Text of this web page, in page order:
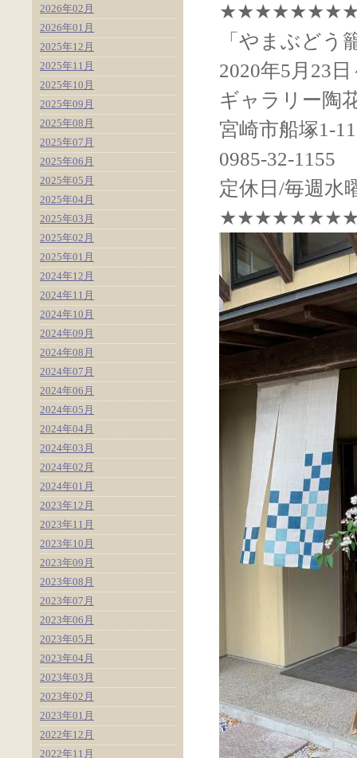
「やまぶど
2020年5月23
ギャラリー陶
宮崎市船塚1-
0985-32-1155
定休日/毎週水
2026年02月
2026年01月
2025年12月
2025年11月
2025年10月
2025年09月
2025年08月
2025年07月
2025年06月
2025年05月
2025年04月
2025年03月
2025年02月
2025年01月
2024年12月
2024年11月
2024年10月
2024年09月
2024年08月
2024年07月
2024年06月
2024年05月
2024年04月
2024年03月
2024年02月
2024年01月
2023年12月
2023年11月
2023年10月
2023年09月
2023年08月
2023年07月
2023年06月
2023年05月
2023年04月
2023年03月
2023年02月
2023年01月
2022年12月
2022年11月